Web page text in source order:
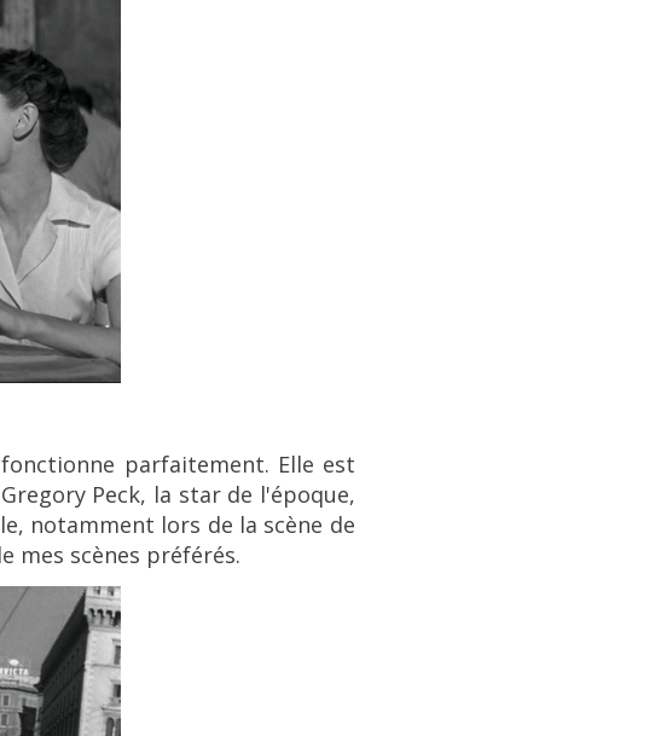
parfaitement. Elle est
Peck, la star de l'époque,
notamment lors de la scène de
mes scènes préférés.